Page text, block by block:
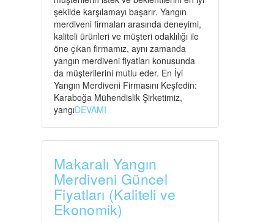
şekilde karşılamayı başarır. Yangın
merdiveni firmaları arasında deneyimi,
kaliteli ürünleri ve müşteri odaklılığı ile
öne çıkan firmamız, aynı zamanda
yangın merdiveni fiyatları konusunda
da müşterilerini mutlu eder. En İyi
Yangın Merdiveni Firmasını Keşfedin:
Karaboğa Mühendislik Şirketimiz,
yangıDEVAMI
Makaralı Yangın
Merdiveni Güncel
Fiyatları (Kaliteli ve
Ekonomik)